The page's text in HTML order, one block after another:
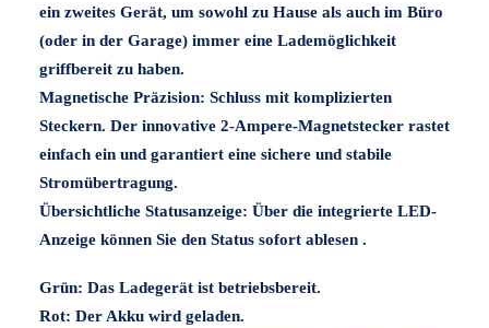
ein zweites Gerät, um sowohl zu Hause als auch im Büro
(oder in der Garage) immer eine Lademöglichkeit
griffbereit zu haben.
Magnetische Präzision: Schluss mit komplizierten
Steckern. Der innovative 2-Ampere-Magnetstecker rastet
einfach ein und garantiert eine sichere und stabile
Stromübertragung.
Übersichtliche Statusanzeige: Über die integrierte LED-
Anzeige können Sie den Status sofort ablesen .
Grün: Das Ladegerät ist betriebsbereit.
Rot: Der Akku wird geladen.